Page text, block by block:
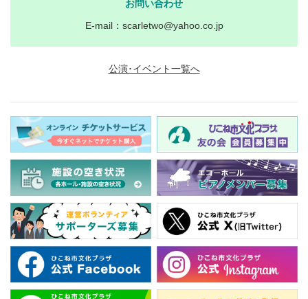
お問い合わせ
E-mail：scarletwo@yahoo.co.jp
公演･イベント一覧へ